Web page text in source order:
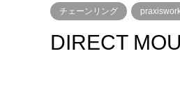
チェーンリング
DIRECT